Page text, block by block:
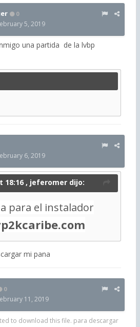
0
5, 2019
una partida de la lvbp
6, 2019
18:16 , jeferomer dijo:
para el instalador
mi pana
0
11, 2019
to download this file. para descargar